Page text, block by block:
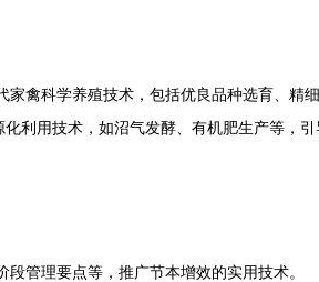
禽科学养殖技术，包括优良品种选育、精
利用技术，如沼气发酵、有机肥生产等，
管理要点等，推广节本增效的实用技术。